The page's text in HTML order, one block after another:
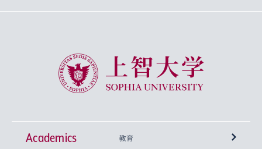
上智大学 Sophia University
Academics 教育